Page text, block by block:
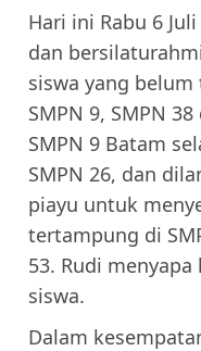
Hari ini Rabu 6
dan
siswa yang
SMPN 9, SMPN
SMPN 9 Batam
SMPN 26, dan
piayu untuk
tertampung di
53. Rudi
siswa.
Dalam